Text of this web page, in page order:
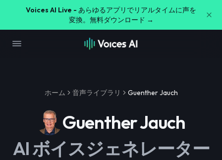
Voices AI Live - あらゆるアプリでリアルタイムに声を
変換。無料ダウンロード →
ホーム 音声ライブラリ Guenther Jauch
Guenther Jauch
AI ボイスジェネレーター